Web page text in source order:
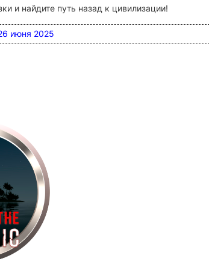
и найдите путь назад к цивилизации!
июня 2025